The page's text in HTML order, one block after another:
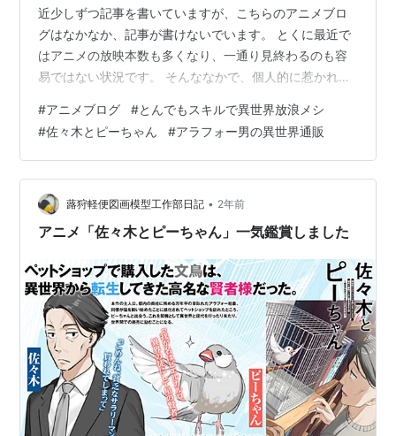
近少しずつ記事を書いていますが、こちらのアニメブロ
グはなかなか、記事が書けないでいます。 とくに最近で
はアニメの放映本数も多くなり、一通り見終わるのも容
易ではない状況です。 そんななかで、個人的に惹かれて
この世界と異世界の商品の価格差を利用して商売をする
作品 が結構お気に入りです。 おもな作品は、3作品で と
んでもスキルで異世界放浪メシ 佐々木とピーちゃん アラ
フォー男の異世界通販 ※上の３つの画像はdアニメストア
各アニメ冒頭シリーズ紹介画像より などが見ていてとっ
ても楽しいです。なかでも…
#アニメブログ #とんでもスキルで異世界放浪メシ
#佐々木とピーちゃん #アラフォー男の異世界通販
蕗狩軽便図画模型工作部日記 • 2年前
アニメ「佐々木とピーちゃん」一気鑑賞しました